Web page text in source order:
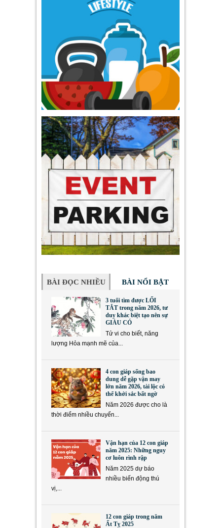
BÀI ĐỌC NHIỀU BÀI NỔI BẬT
3 tuổi tìm được LỐI
TẮT trong năm 2026, tư
duy khác biệt tạo nên sự
GIÀU CÓ
Tử vi cho biết, năng
lượng Hỏa mạnh mẽ của...
4 con giáp sống bao
dung dễ gặp vận may
lớn năm 2026, tài lộc có
thể khởi sắc bất ngờ
Năm 2026 được cho là
thời điểm nhiều chuyển...
Vận hạn của 12 con giáp
năm 2025: Những nguy
cơ luôn rình rập
Năm 2025 dự báo
nhiều biến động thú
vị,...
12 con giáp trong năm
Ất Tỵ 2025